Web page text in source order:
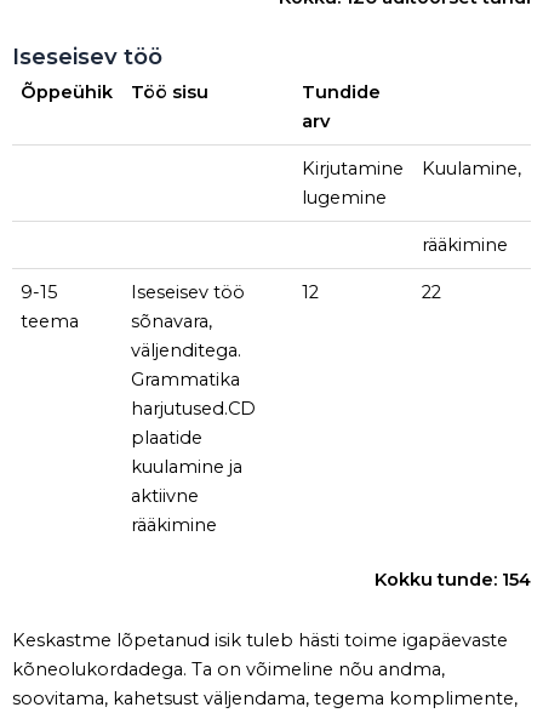
Iseseisev töö
Õppeühik Töö sisu
Tundide
arv
Kirjutamine
lugemine
Kuulamine,
rääkimine
9-15
teema
Iseseisev töö
sõnavara,
väljenditega.
Grammatika
harjutused.CD
plaatide
kuulamine ja
aktiivne
rääkimine
12 22
Kokku tunde: 154
Keskastme lõpetanud isik tuleb hästi toime igapäevaste
kõneolukordadega. Ta on võimeline nõu andma,
soovitama, kahetsust väljendama, tegema komplimente,